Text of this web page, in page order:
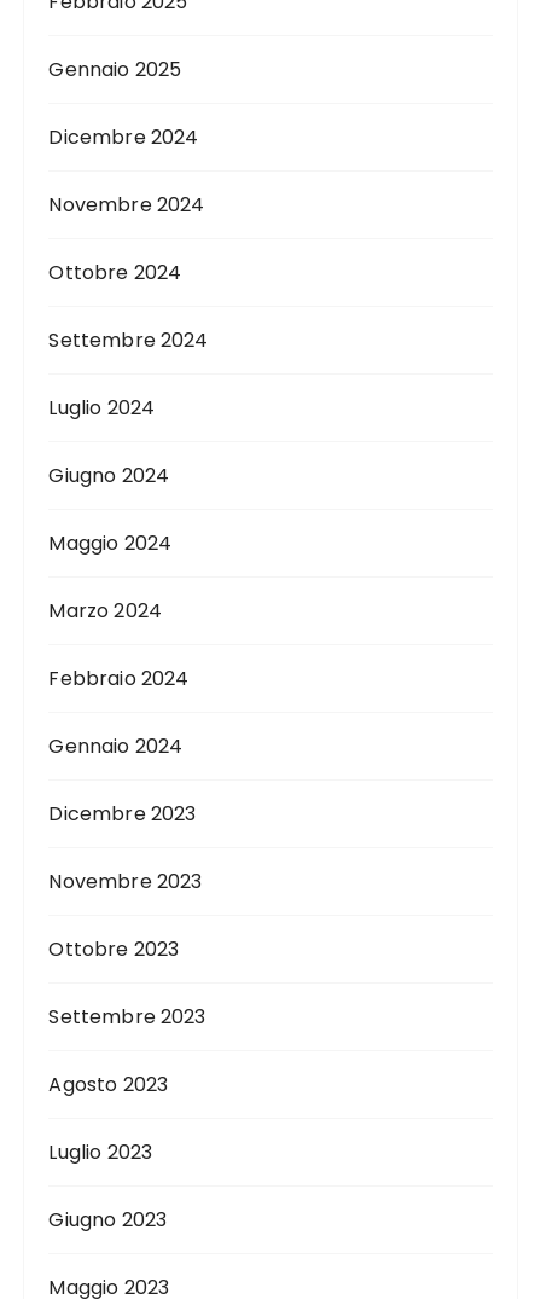
Gennaio 2025
Dicembre 2024
Novembre 2024
Ottobre 2024
Settembre 2024
Luglio 2024
Giugno 2024
Maggio 2024
Marzo 2024
Febbraio 2024
Gennaio 2024
Dicembre 2023
Novembre 2023
Ottobre 2023
Settembre 2023
Agosto 2023
Luglio 2023
Giugno 2023
Maggio 2023